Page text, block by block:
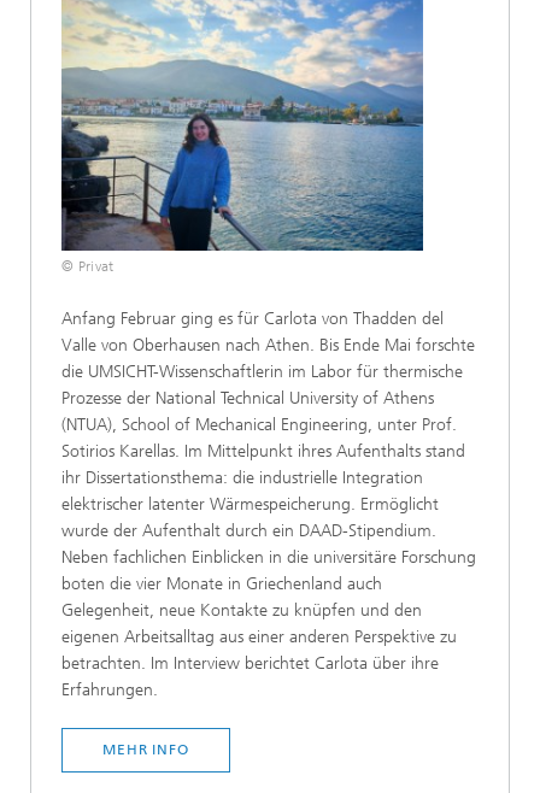
© Privat
Anfang Februar ging es für Carlota von Thadden del
Valle von Oberhausen nach Athen. Bis Ende Mai forschte
die UMSICHT-Wissenschaftlerin im Labor für thermische
Prozesse der National Technical University of Athens
(NTUA), School of Mechanical Engineering, unter Prof.
Sotirios Karellas. Im Mittelpunkt ihres Aufenthalts stand
ihr Dissertationsthema: die industrielle Integration
elektrischer latenter Wärmespeicherung. Ermöglicht
wurde der Aufenthalt durch ein DAAD-Stipendium.
Neben fachlichen Einblicken in die universitäre Forschung
boten die vier Monate in Griechenland auch
Gelegenheit, neue Kontakte zu knüpfen und den
eigenen Arbeitsalltag aus einer anderen Perspektive zu
betrachten. Im Interview berichtet Carlota über ihre
Erfahrungen.
MEHR INFO